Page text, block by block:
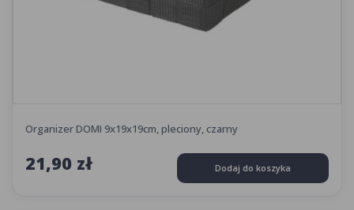
Organizer DOMI 9x19x19cm, pleciony, czarny
21,90 zł Dodaj do koszyka